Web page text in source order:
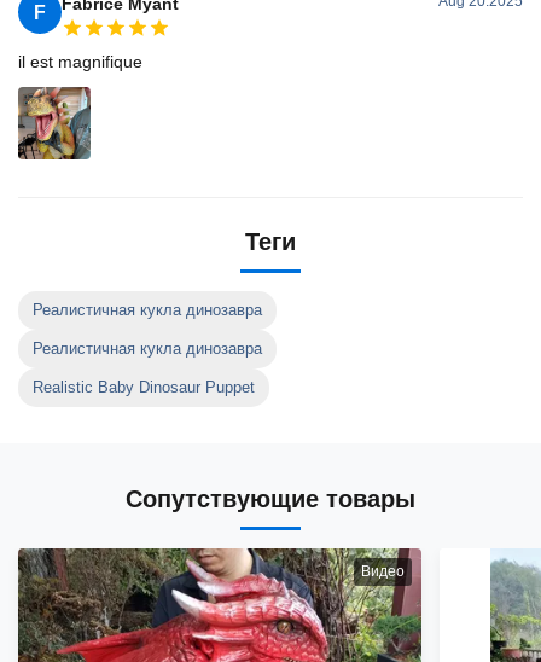
F
il est magnifique
Теги
Реалистичная кукла динозавра
Реалистичная кукла динозавра
Realistic Baby Dinosaur Puppet
Сопутствующие товары
Видео